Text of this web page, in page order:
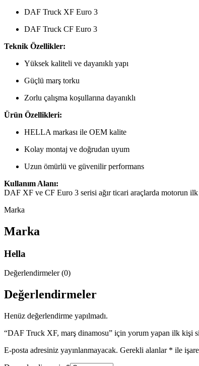
DAF Truck XF Euro 3
DAF Truck CF Euro 3
Teknik Özellikler:
Yüksek kaliteli ve dayanıklı yapı
Güçlü marş torku
Zorlu çalışma koşullarına dayanıklı
Ürün Özellikleri:
HELLA markası ile OEM kalite
Kolay montaj ve doğrudan uyum
Uzun ömürlü ve güvenilir performans
Kullanım Alanı:
DAF XF ve CF Euro 3 serisi ağır ticari araçlarda motorun ilk
Marka
Marka
Hella
Değerlendirmeler (0)
Değerlendirmeler
Henüz değerlendirme yapılmadı.
“DAF Truck XF, marş dinamosu” için yorum yapan ilk kişi
E-posta adresiniz yayınlanmayacak. Gerekli alanlar * ile